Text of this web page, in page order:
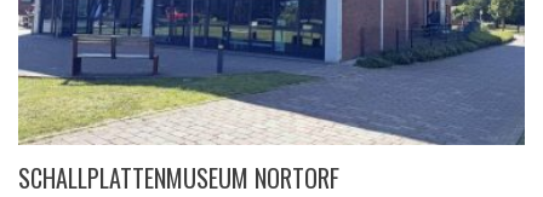
SCHALLPLATTENMUSEUM NORTORF